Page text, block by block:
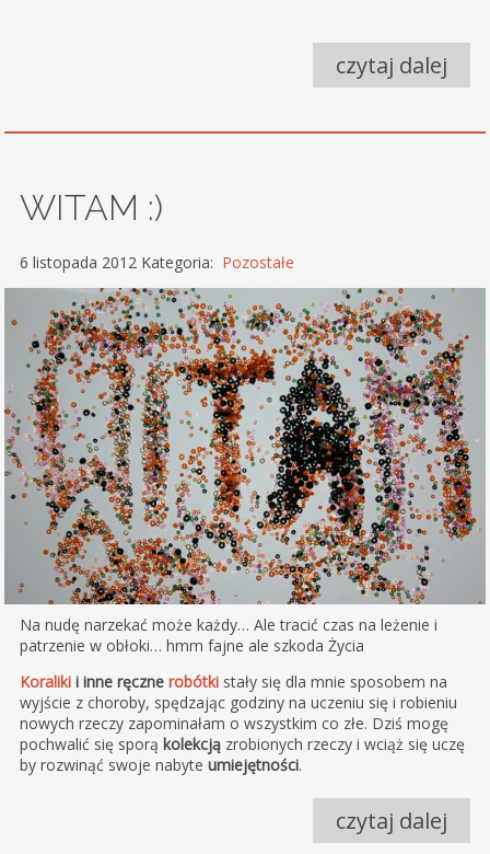
czytaj dalej
WITAM :)
6 listopada 2012 Kategoria: Pozostałe
Na nudę narzekać może każdy… Ale tracić czas na leżenie i
patrzenie w obłoki… hmm fajne ale szkoda Życia
Koralikii inne ręczne robótkistały się dla mnie sposobem na
wyjście z choroby, spędzając godziny na uczeniu się i robieniu
nowych rzeczy zapominałam o wszystkim co złe. Dziś mogę
pochwalić się sporą kolekcjązrobionych rzeczy i wciąż się uczę
by rozwinąć swoje nabyte umiejętności.
czytaj dalej